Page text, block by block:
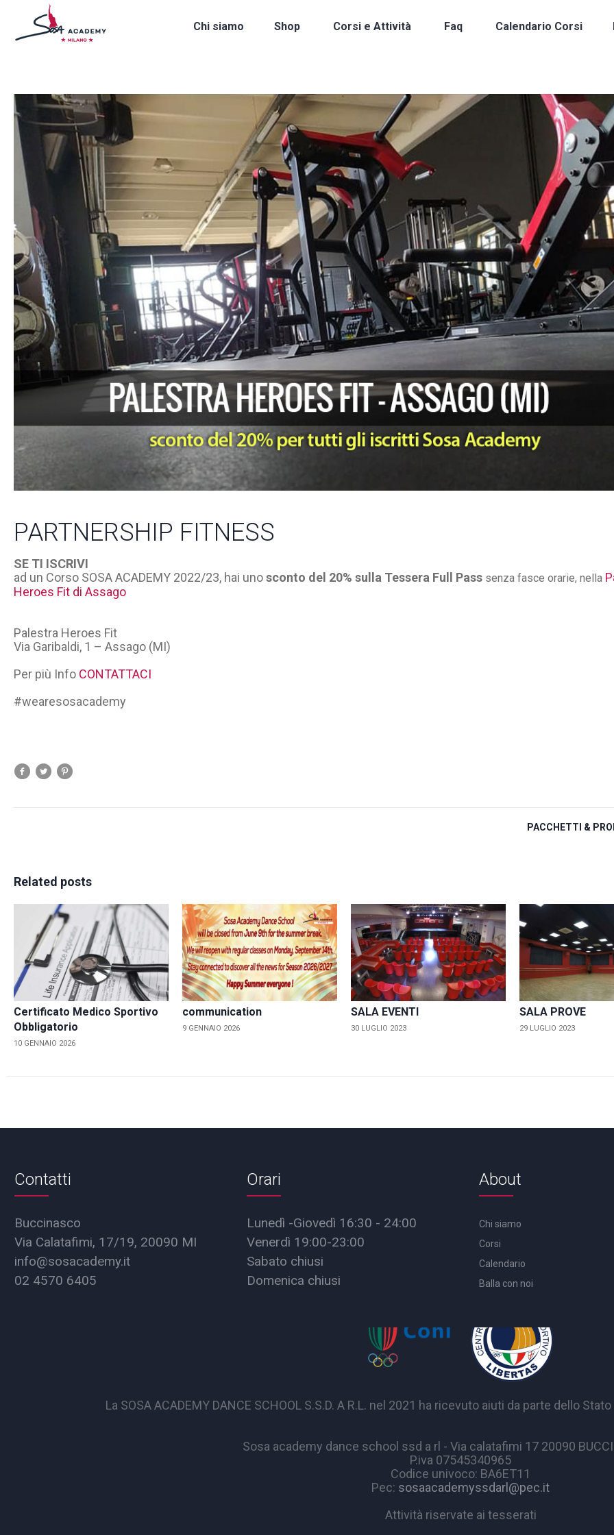
Chi siamo Shop Corsi e Attività Faq Calendario Corsi
PARTNERSHIP FITNESS
SE TI ISCRIVI
ad un Corso SOSA ACADEMY 2022/23, hai unosconto del 20% sulla Tessera Full Pass senza fasce orarie,nella
Heroes Fit di Assago
Palestra Heroes Fit
Via Garibaldi, 1 – Assago (MI)
Per più Info CONTATTACI
#wearesosacademy
PACCHETTI &
Related posts
Certificato Medico Sportivo
Obbligatorio
10 GENNAIO 2026
communication
9 GENNAIO 2026
SALA EVENTI
30 LUGLIO 2023
SALA PROVE
29 LUGLIO 2023
Contatti
Buccinasco
Via Calatafimi, 17/19, 20090 MI
info@sosacademy.it
02 4570 6405
Orari
Lunedì -Giovedì 16:30 - 24:00
Venerdì 19:00-23:00
Sabato chiusi
Domenica chiusi
About
Chi siamo
Corsi
Calendario
Balla con noi
La SOSA ACADEMY DANCE SCHOOL S.S.D. A R.L. nel 2021 ha ricevuto aiuti da parte dello
Sosa academy dance school ssd a rl - Via calatafimi 17 20090
P.iva 07545340965
Codice univoco: BA6ET11
Pec: sosaacademyssdarl@pec.it
Attività riservate ai tesserati